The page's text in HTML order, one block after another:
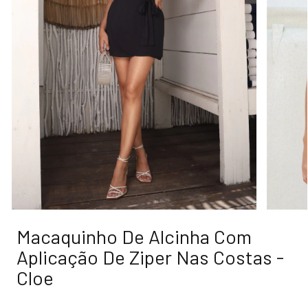
Macaquinho De Alcinha Com
Aplicação De Ziper Nas Costas -
Cloe